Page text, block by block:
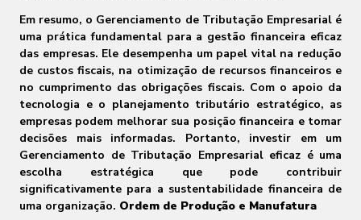
Em resumo, o Gerenciamento de Tributação Empresarial é
uma prática fundamental para a gestão financeira eficaz
das empresas. Ele desempenha um papel vital na redução
de custos fiscais, na otimização de recursos financeiros e
no cumprimento das obrigações fiscais. Com o apoio da
tecnologia e o planejamento tributário estratégico, as
empresas podem melhorar sua posição financeira e tomar
decisões mais informadas. Portanto, investir em um
Gerenciamento de Tributação Empresarial eficaz é uma
escolha estratégica que pode contribuir
significativamente para a sustentabilidade financeira de
uma organização. Ordem de Produção e Manufatura